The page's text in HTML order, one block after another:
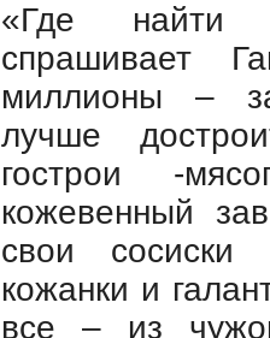
«Где найти
спрашивает
миллионы –
лучше
гострои -
кожевен­ный
свои сосиски
кожанки и
все – из